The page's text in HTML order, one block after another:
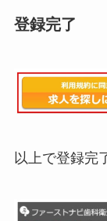
登録完了
以上で登録完